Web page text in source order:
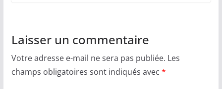
Laisser un commentaire
Votre adresse e-mail ne sera pas publiée. Les
champs obligatoires sont indiqués avec *